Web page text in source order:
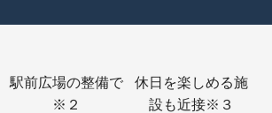
駅前広場の整備で
※２
休日を楽しめる施
設も近接※３